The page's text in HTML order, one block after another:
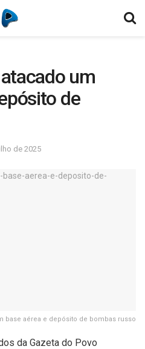
um
de
de 2025
base aérea e depósito de bombas russo
da Gazeta do Povo